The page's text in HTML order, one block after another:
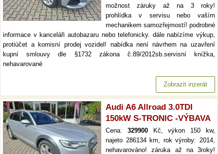
možnost záruky až na 3 roky!
prohlídka v servisu nebo vaším
mechanikem samozřejmostí! podrobné
informace v kanceláři autobazaru nebo telefonicky. dále nabízíme výkup,
protiúčet a komisní prodej vozidel! nabídka není návrhem na uzavření
kupní smlouvy dle §1732 zákona č.89/2012sb.servisní knížka,
nehavarované
Zobrazit inzerát
Audi A6 Allroad 3.0TDI
150kW S-TRONIC -VÝBAVA
Cena: 329900Kč, výkon 150 kw,
najeto 286134 km, rok výroby: 2014,
nehavarováno! záruka až na 3roky!